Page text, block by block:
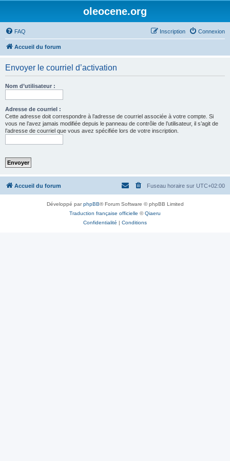
oleocene.org
FAQ Connexion
Inscription
Accueil du forum
Envoyer le courriel d’activation
Nom d’utilisateur :
Adresse de courriel :
Cette adresse doit correspondre à l’adresse de courriel associée à votre compte. Si
vous ne l’avez jamais modifiée depuis le panneau de contrôle de l’utilisateur, il s’agit de
l’adresse de courriel que vous avez spécifiée lors de votre inscription.
Accueil du forum Fuseau horaire sur UTC+02:00
Développé parphpBB® Forum Software © phpBB Limited
Traduction française officielle ©Qiaeru
Confidentialité | Conditions